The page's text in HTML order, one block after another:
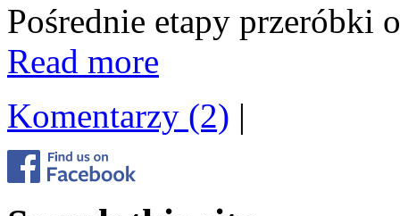
Pośrednie etapy przeróbki
Read more
Komentarzy (2) |